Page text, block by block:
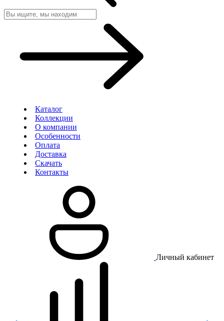
Каталог
Коллекции
О компании
Особенности
Оплата
Доставка
Скачать
Контакты
Личный кабинет